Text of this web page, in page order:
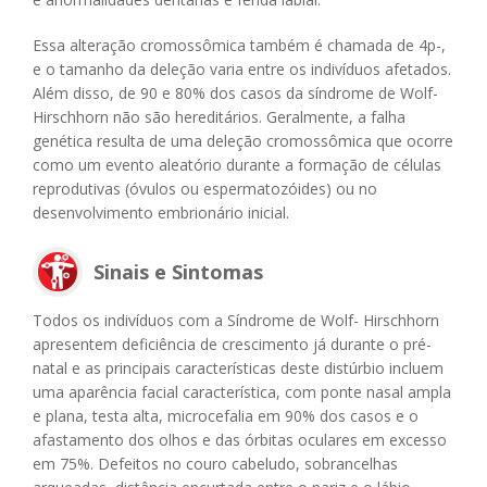
Essa alteração cromossômica também é chamada de 4p-,
e o tamanho da deleção varia entre os indivíduos afetados.
Além disso, de 90 e 80% dos casos da síndrome de Wolf-
Hirschhorn não são hereditários. Geralmente, a falha
genética resulta de uma deleção cromossômica que ocorre
como um evento aleatório durante a formação de células
reprodutivas (óvulos ou espermatozóides) ou no
desenvolvimento embrionário inicial.
Sinais e Sintomas
Todos os indivíduos com a Síndrome de Wolf- Hirschhorn
apresentem deficiência de crescimento já durante o pré-
natal e as principais características deste distúrbio incluem
uma aparência facial característica, com ponte nasal ampla
e plana, testa alta, microcefalia em 90% dos casos e o
afastamento dos olhos e das órbitas oculares em excesso
em 75%. Defeitos no couro cabeludo, sobrancelhas